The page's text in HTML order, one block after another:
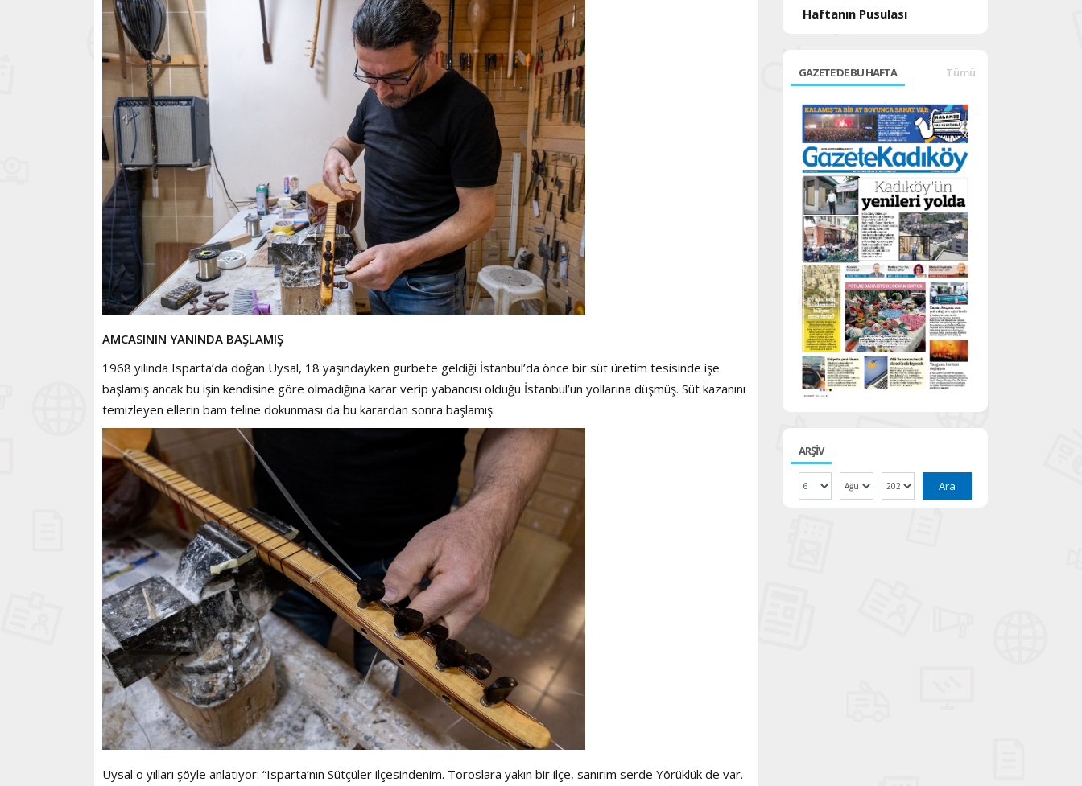
AMCASININ YANINDA BAŞLAMIŞ
1968 yılında Isparta’da doğan Uysal, 18 yaşındayken gurbete geldiği İstanbul’da önce bir süt üretim tesisinde işe
başlamış ancak bu işin kendisine göre olmadığına karar verip yabancısı olduğu İstanbul’un yollarına düşmüş. Süt kazanını
temizleyen ellerin bam teline dokunması da bu karardan sonra başlamış.
Uysal o yılları şöyle anlatıyor: “Isparta’nın Sütçüler ilçesindenim. Toroslara yakın bir ilçe, sanırım serde Yörüklük de var.
Haftanın Pusulası
GAZETE'DE BU HAFTA Tümü
ARŞİV
Ara